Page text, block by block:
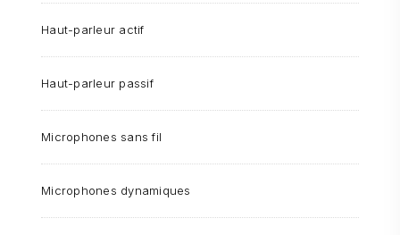
Haut-parleur actif
Haut-parleur passif
Microphones sans fil
Microphones dynamiques